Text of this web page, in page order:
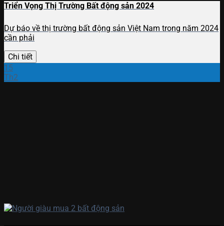
Triển Vọng Thị Trường Bất động sản 2024
Dự báo về thị trường bất động sản Việt Nam trong năm 2024
cần phải
Chi tiết
15
Th2